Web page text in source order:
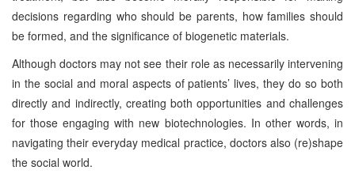
decisions regarding who should be parents, how families should
be formed, and the significance of biogenetic materials.
Although doctors may not see their role as necessarily intervening
in the social and moral aspects of patients’ lives, they do so both
directly and indirectly, creating both opportunities and challenges
for those engaging with new biotechnologies. In other words, in
navigating their everyday medical practice, doctors also (re)shape
the social world.